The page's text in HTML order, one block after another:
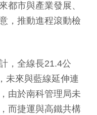
都市與產業發展、
，推動進程滾動檢
，全線長21.4公
未來與藍線延伸連
由於南科管理局未
而捷運與高鐵共構